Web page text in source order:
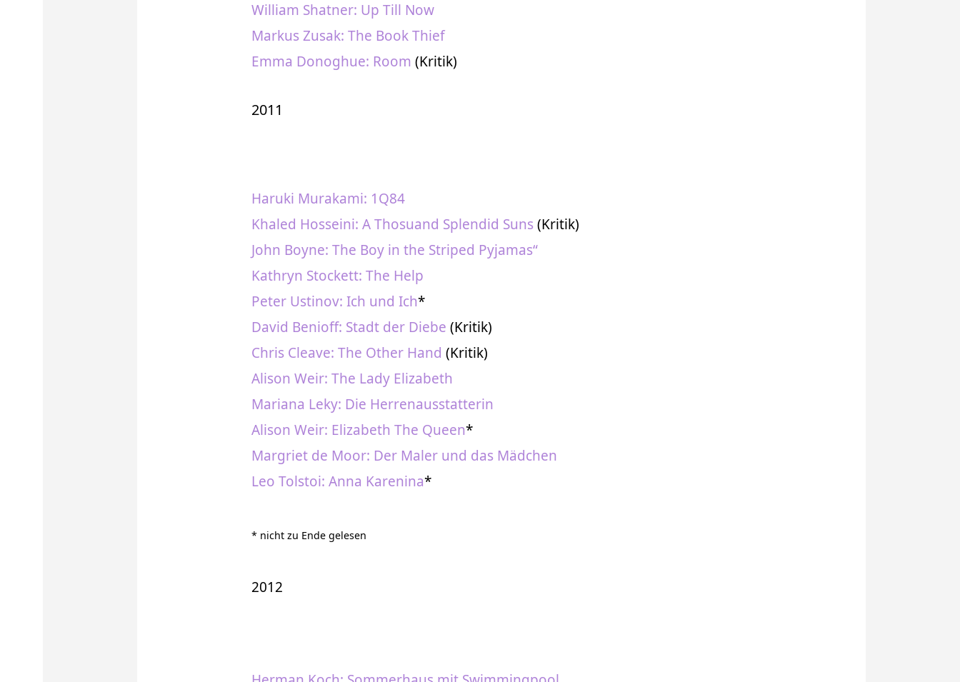
William Shatner: Up Till Now
Markus Zusak: The Book Thief
Emma Donoghue: Room (Kritik)
2011
Haruki Murakami: 1Q84
Khaled Hosseini: A Thosuand Splendid Suns(Kritik)
John Boyne: The Boy in the Striped Pyjamas“
Kathryn Stockett: The Help
Peter Ustinov: Ich und Ich*
David Benioff: Stadt der Diebe (Kritik)
Chris Cleave: The Other Hand (Kritik)
Alison Weir: The Lady Elizabeth
Mariana Leky: Die Herrenausstatterin
Alison Weir: Elizabeth The Queen*
Margriet de Moor: Der Maler und das Mädchen
Leo Tolstoi: Anna Karenina*
* nicht zu Ende gelesen
2012